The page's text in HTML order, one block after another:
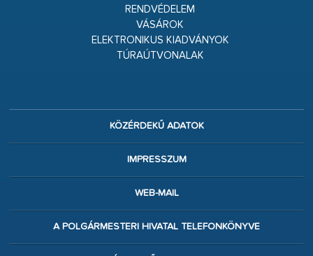
RENDVÉDELEM
VÁSÁROK
ELEKTRONIKUS KIADVÁNYOK
TÚRAÚTVONALAK
KÖZÉRDEKŰ ADATOK
IMPRESSZUM
WEB-MAIL
A POLGÁRMESTERI HIVATAL TELEFONKÖNYVE